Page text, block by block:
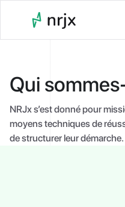
Qui
NRJx s’est donné pour
moyens techniques de
de structurer leur démarche.